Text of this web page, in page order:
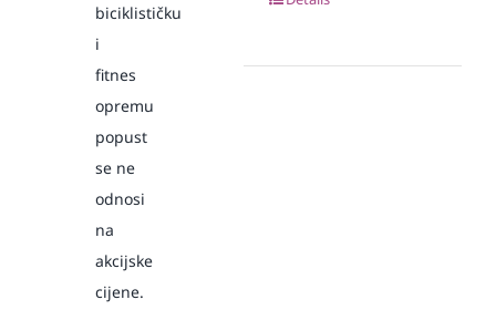
biciklističku
i
fitnes
opremu
popust
se ne
odnosi
na
akcijske
cijene.